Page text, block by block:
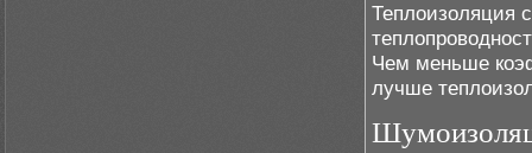
Теплоизоляция
Чем меньше
лучше